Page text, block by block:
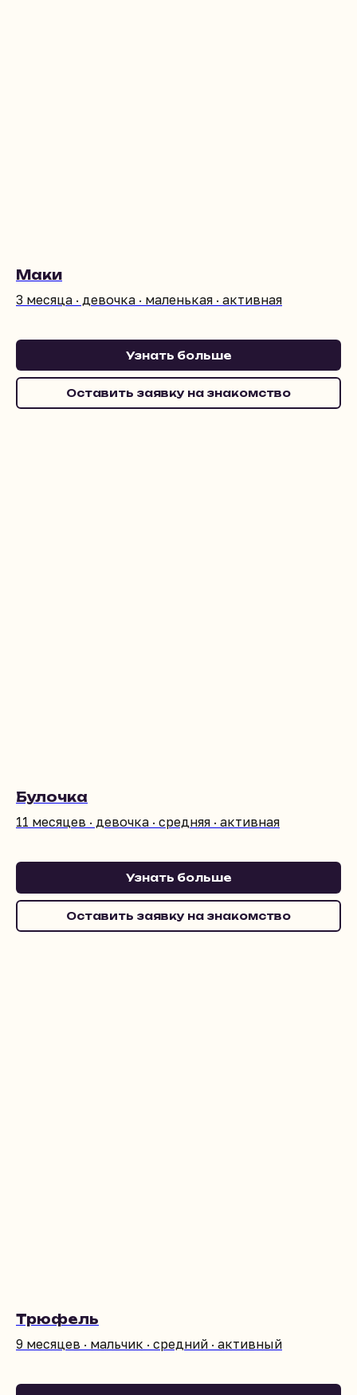
Маки
3 месяца · девочка · маленькая · активная
Узнать больше
Оставить заявку на знакомство
Булочка
11 месяцев · девочка · средняя · активная
Узнать больше
Оставить заявку на знакомство
Трюфель
9 месяцев · мальчик · средний · активный